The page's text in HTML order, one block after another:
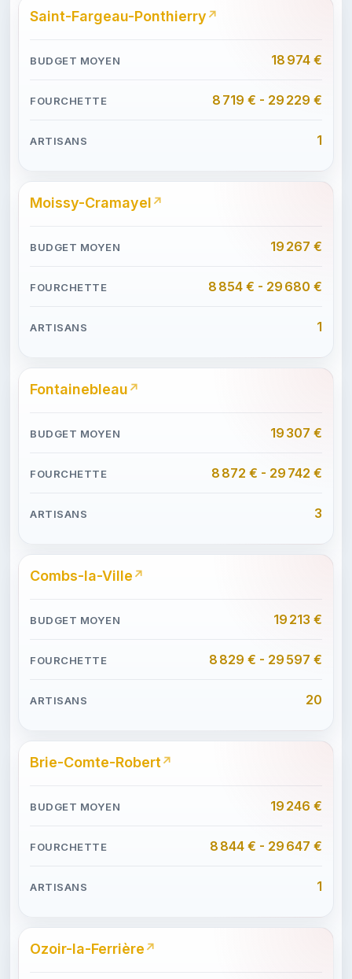
Saint-Fargeau-Ponthierry
18 974 €
8 719 € - 29 229 €
1
Moissy-Cramayel
19 267 €
8 854 € - 29 680 €
1
Fontainebleau
19 307 €
8 872 € - 29 742 €
3
Combs-la-Ville
19 213 €
8 829 € - 29 597 €
20
Brie-Comte-Robert
19 246 €
8 844 € - 29 647 €
1
Ozoir-la-Ferrière